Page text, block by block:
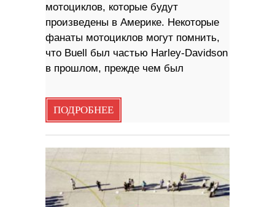
мотоциклов, которые будут
произведены в Америке. Некоторые
фанаты мотоциклов могут помнить,
что Buell был частью Harley-Davidson
в прошлом, прежде чем был
ПОДРОБНЕЕ